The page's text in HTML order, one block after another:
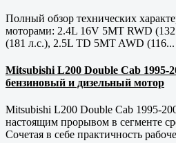
Полный обзор технических
моторами: 2.4L 16V 5MT RWD
(181 л.с.), 2.5L TD 5MT AWD (116...
Mitsubishi L200 Double Cab 1995-
бензиновый и дизельный мотор
Mitsubishi L200 Double Cab 1995-
настоящим прорывом в сегменте
Сочетая в себе практичность